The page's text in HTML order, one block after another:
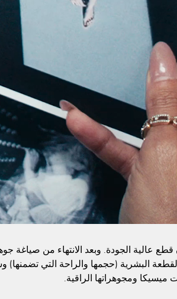
عالية الجودة. وبعد الانتهاء من صياغة
البشرية (حجمها والراحة التي تضمنها)
ومجوهراتها الراقية.